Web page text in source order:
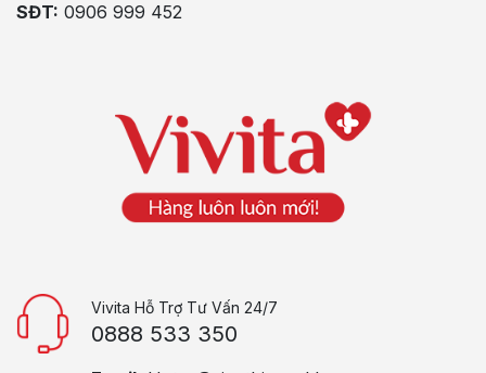
SĐT: 0906 999 452
Vivita Hỗ Trợ Tư Vấn 24/7
0888 533 350